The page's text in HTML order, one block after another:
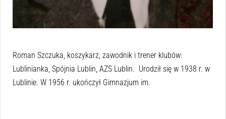
Roman Szczuka, koszykarz, zawodnik i trener klubów:
Lublinianka, Spójnia Lublin, AZS Lublin. Urodził się w 1938 r. w
Lublinie. W 1956 r. ukończył Gimnazjum im.